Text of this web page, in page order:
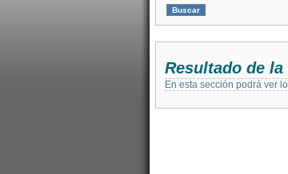
Resultado de la
En esta sección podrá ver